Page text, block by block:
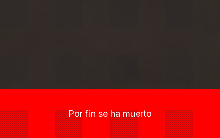
Por fin se ha muerto